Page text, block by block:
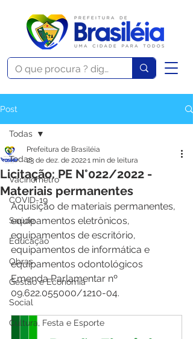
Post
Todas
Vacinômetro
COVID-19
Saúde
Educação
Obras
Gestão e Economia
Social
Cultura, Festa e Esporte
Todas
Licitação: PE N°022/2022 -
Materiais permanentes
Prefeitura de Brasiléia
23 de dez. de 20221 min de leitura
Aquisição de materiais permanentes,
equipamentos eletrônicos,
equipamentos de escritório,
equipamentos de informática e
equipamentos odontológicos
Emenda Parlamentar nº
09.622.055000/1210-04.